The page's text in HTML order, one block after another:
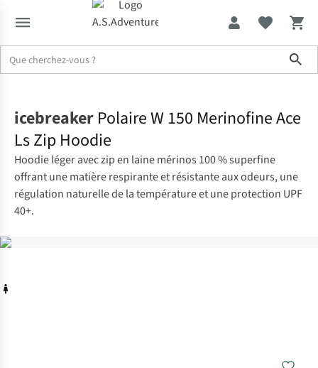
icebreaker Polaire W 150 Merinofine Ace
Ls Zip Hoodie
Hoodie léger avec zip en laine mérinos 100 % superfine
offrant une matière respirante et résistante aux odeurs, une
régulation naturelle de la température et une protection UPF
40+.